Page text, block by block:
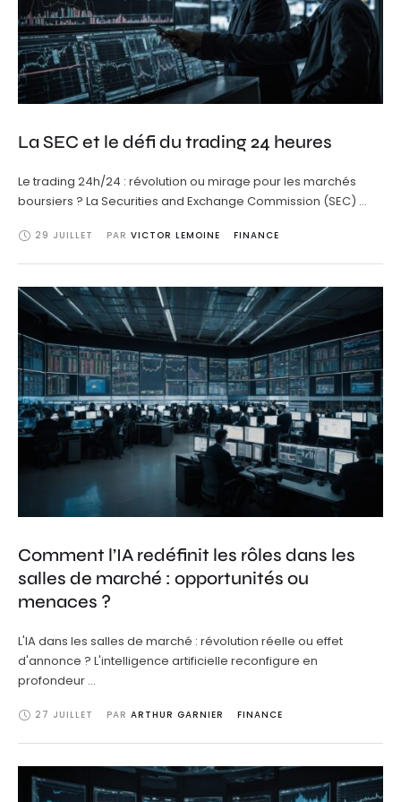
La SEC et le défi du trading 24 heures
Le trading 24h/24 : révolution ou mirage pour les marchés
boursiers ? La Securities and Exchange Commission (SEC) …
29 JUILLET PAR VICTOR LEMOINE FINANCE
Comment l’IA redéfinit les rôles dans les
salles de marché : opportunités ou
menaces ?
L'IA dans les salles de marché : révolution réelle ou effet
d'annonce ? L'intelligence artificielle reconfigure en
profondeur …
27 JUILLET PAR ARTHUR GARNIER FINANCE